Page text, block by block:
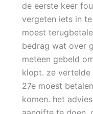
de eerste keer
vergeten iets in
moest
bedrag wat over
meteen gebeld
klopt. ze
27e moest
komen. het